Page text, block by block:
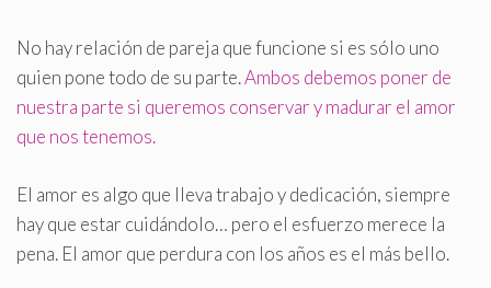
No hay relación de pareja que funcione si es sólo uno
quien pone todo de su parte.Ambos debemos poner de
nuestra parte si queremos conservar y madurar el amor
que nos tenemos.
El amor es algo que lleva trabajo y dedicación, siempre
hay que estar cuidándolo… pero el esfuerzo merece la
pena. El amor que perdura con los años es el más bello.